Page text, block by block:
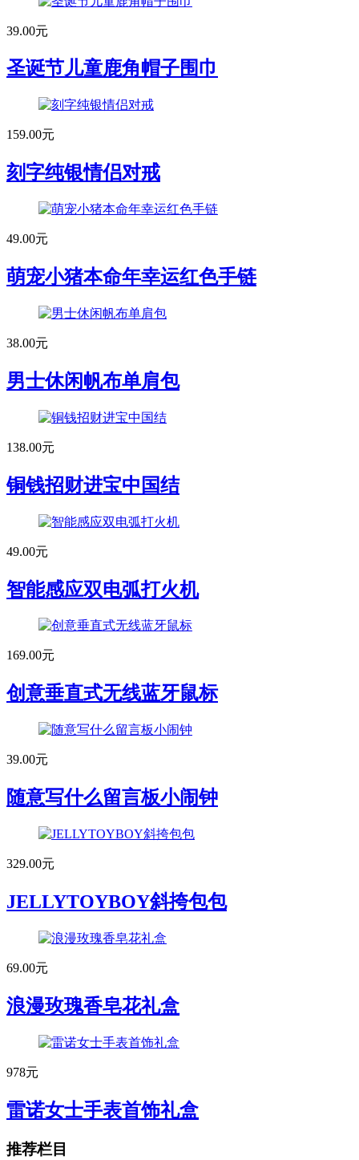
39.00元
圣诞节儿童鹿角帽子围巾
159.00元
刻字纯银情侣对戒
49.00元
萌宠小猪本命年幸运红色手链
38.00元
男士休闲帆布单肩包
138.00元
铜钱招财进宝中国结
49.00元
智能感应双电弧打火机
169.00元
创意垂直式无线蓝牙鼠标
39.00元
随意写什么留言板小闹钟
329.00元
JELLYTOYBOY斜挎包包
69.00元
浪漫玫瑰香皂花礼盒
978元
雷诺女士手表首饰礼盒
推荐栏目